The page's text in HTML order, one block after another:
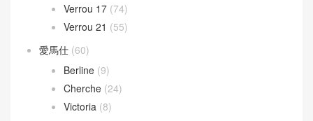
Verrou 17 (74)
Verrou 21 (55)
愛馬仕 (60)
Berline (9)
Cherche (24)
Victoria (8)